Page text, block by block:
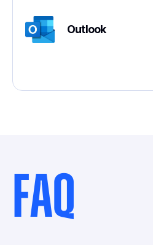
Outlook
FAQ